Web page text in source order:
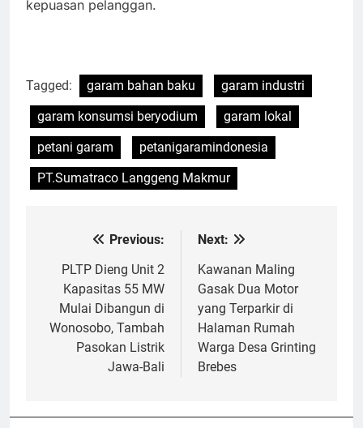
kepuasan pelanggan.
Tagged: garam bahan baku
garam industri
garam konsumsi beryodium
garam lokal
petani garam
petanigaramindonesia
PT.Sumatraco Langgeng Makmur
Navigasi
pos
Previous:
PLTP Dieng Unit 2
Kapasitas 55 MW
Mulai Dibangun di
Wonosobo, Tambah
Pasokan Listrik
Jawa-Bali
Next:
Kawanan Maling
Gasak Dua Motor
yang Terparkir di
Halaman Rumah
Warga Desa Grinting
Brebes